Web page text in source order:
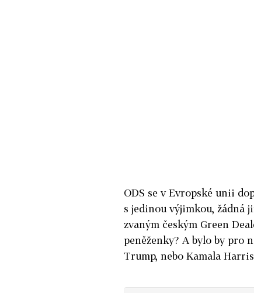
ODS se v Evropské unii
s jedinou výjimkou, žádná
zvaným českým Green
peněženky? A bylo by pro
Trump, nebo Kamala